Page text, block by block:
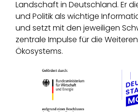
Landschaft in Deutschland. Er
und Politik als wichtige
und setzt mit den jeweiligen
zentrale Impulse für die
Ökosystems.